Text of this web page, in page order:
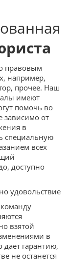
правовым
например,
прочее. Наш
имеют
помочь во
зависимо от
в
специальную
всех
доступно
удовольствие
взятой
в
гарантию,
не останется